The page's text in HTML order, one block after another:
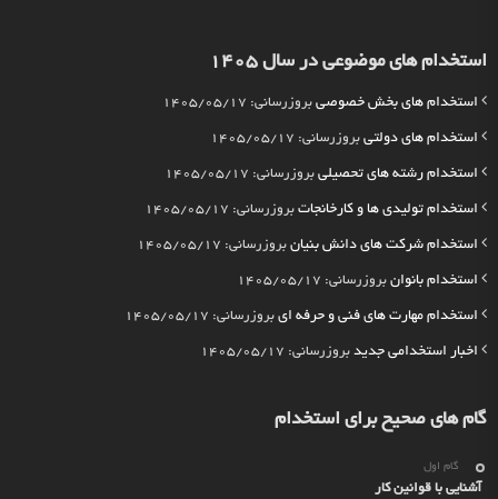
استخدام های موضوعی در سال 1405
استخدام های بخش خصوصی بروزرسانی: 1405/05/17
استخدام های دولتی بروزرسانی: 1405/05/17
استخدام رشته های تحصیلی بروزرسانی: 1405/05/17
استخدام تولیدی ها و کارخانجات بروزرسانی: 1405/05/17
استخدام شرکت های دانش بنیان بروزرسانی: 1405/05/17
استخدام بانوان بروزرسانی: 1405/05/17
استخدام مهارت های فنی و حرفه ای بروزرسانی: 1405/05/17
اخبار استخدامی جدید بروزرسانی: 1405/05/17
گام های صحیح برای استخدام
گام اول
آشنایی با قوانین کار